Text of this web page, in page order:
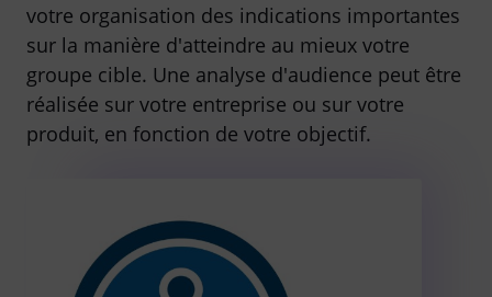
votre organisation des indications importantes
sur la manière d'atteindre au mieux votre
groupe cible. Une analyse d'audience peut être
réalisée sur votre entreprise ou sur votre
produit, en fonction de votre objectif.